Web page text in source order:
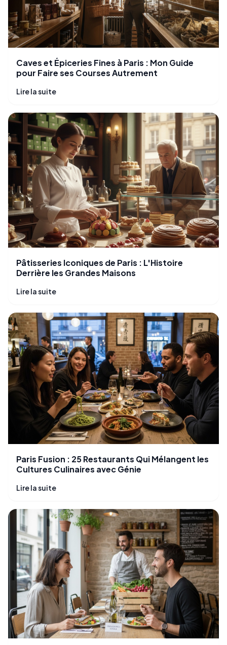
Caves et Épiceries Fines à Paris : Mon Guide
pour Faire ses Courses Autrement
Lire la suite
Pâtisseries Iconiques de Paris : L'Histoire
Derrière les Grandes Maisons
Lire la suite
Paris Fusion : 25 Restaurants Qui Mélangent les
Cultures Culinaires avec Génie
Lire la suite